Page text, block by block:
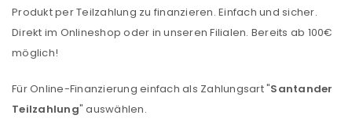
Produkt per Teilzahlung zu finanzieren. Einfach und sicher.
Direkt im Onlineshop oder in unseren Filialen. Bereits ab 100€
möglich!
Für Online-Finanzierung einfach als Zahlungsart "Santander
Teilzahlung" auswählen.